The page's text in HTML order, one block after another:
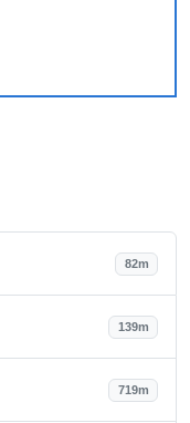
82m
139m
719m